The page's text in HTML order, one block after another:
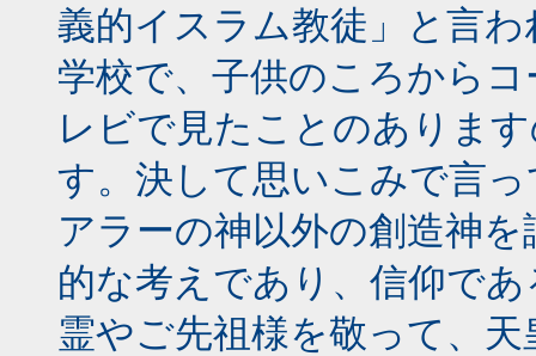
義的イスラム教徒」と言
学校で、子供のころから
レビで見たことのありま
す。決して思いこみで言
アラーの神以外の創造神
的な考えであり、信仰で
霊やご先祖様を敬って、